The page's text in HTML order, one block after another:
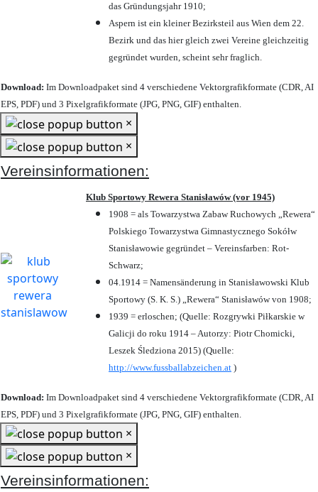
das Gründungsjahr 1910;
Aspern ist ein kleiner Bezirksteil aus Wien dem 22.
Bezirk und das hier gleich zwei Vereine gleichzeitig
gegründet wurden, scheint sehr fraglich.
Download: Im Downloadpaket sind 4 verschiedene Vektorgrafikformate (CDR, AI
EPS, PDF) und 3 Pixelgrafikformate (JPG, PNG, GIF) enthalten.
×
×
Vereinsinformationen:
Klub Sportowy Rewera Stanisławów (vor 1945)
1908 = als Towarzystwa Zabaw Ruchowych „Rewera“
Polskiego Towarzystwa Gimnastycznego Sokółw
Stanisławowie gegründet – Vereinsfarben: Rot-
Schwarz;
04.1914 = Namensänderung in Stanisławowski Klub
Sportowy (S. K. S.) „Rewera“ Stanisławów von 1908;
1939 = erloschen; (Quelle: Rozgrywki Piłkarskie w
Galicji do roku 1914 – Autorzy: Piotr Chomicki,
Leszek Śledziona 2015) (Quelle:
http://www.fussballabzeichen.at )
Download: Im Downloadpaket sind 4 verschiedene Vektorgrafikformate (CDR, AI
EPS, PDF) und 3 Pixelgrafikformate (JPG, PNG, GIF) enthalten.
×
×
Vereinsinformationen: